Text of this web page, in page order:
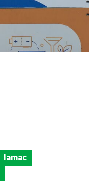
lamac